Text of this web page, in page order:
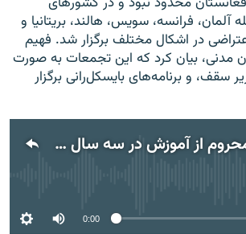
فرانسه، سویس، هالند، بریتانیا و
در اشکال مختلف برگزار شد. فهیم
مدنی، بیان کرد که این تجمعات به صورت
سقف، و برنامه‌های بایسکل‌رانی برگزار
قصه دختران محروم از آموزش در سه سال حاکمیت دوباره طالبان در افغانستان
No media source currently
0:00